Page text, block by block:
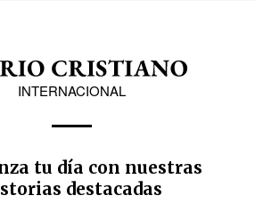
INTERNACIONAL
tu día con nuestras
destacadas